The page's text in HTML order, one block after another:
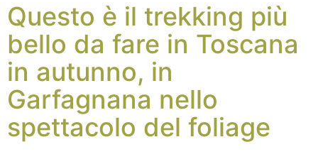
Questo è il trekking più
bello da fare in Toscana
in autunno, in
Garfagnana nello
spettacolo del foliage